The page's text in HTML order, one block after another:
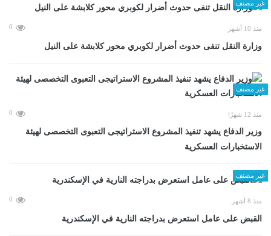
غير مصنف
منذ 10 أشهر 0
وزارة النقل تنفى حدوث أضرار لكوبري محور كلابشة على النيل
غير مصنف
منذ 12 شهرًا 0
وزير الدفاع يشهد تنفيذ المشروع الاستراتيجى التعبوى التخصصى لهيئة
الاستخبارات العسكرية
غير مصنف
منذ 8 أشهر 0
القبض على عامل استعرض بدراجته النارية في الإسكندرية